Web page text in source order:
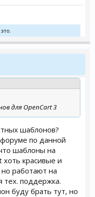
для OpenCart 3
шаблонов?
по данной
шаблоны на
красивые и
работают на
тех. поддержка.
буду брать тут, но